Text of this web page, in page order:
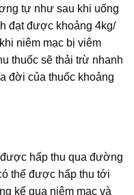
tự như sau khi uống
đạt được khoảng 4kg/
niêm mạc bị viêm
thuốc sẽ thải trừ nhanh
đời của thuốc khoảng
hấp thu qua đường
thể được hấp thu tới
kể qua niêm mạc và